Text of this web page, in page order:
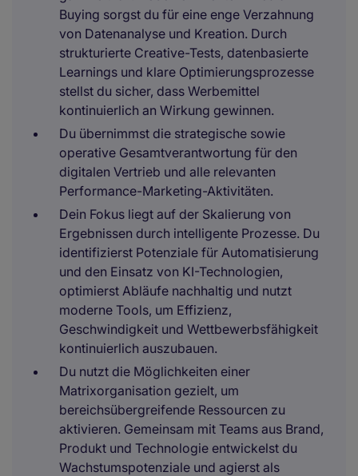
Buying sorgst du für eine enge Verzahnung
von Datenanalyse und Kreation. Durch
strukturierte Creative-Tests, datenbasierte
Learnings und klare Optimierungsprozesse
stellst du sicher, dass Werbemittel
kontinuierlich an Wirkung gewinnen.
Du übernimmst die strategische sowie
operative Gesamtverantwortung für den
digitalen Vertrieb und alle relevanten
Performance-Marketing-Aktivitäten.
Dein Fokus liegt auf der Skalierung von
Ergebnissen durch intelligente Prozesse. Du
identifizierst Potenziale für Automatisierung
und den Einsatz von KI-Technologien,
optimierst Abläufe nachhaltig und nutzt
moderne Tools, um Effizienz,
Geschwindigkeit und Wettbewerbsfähigkeit
kontinuierlich auszubauen.
Du nutzt die Möglichkeiten einer
Matrixorganisation gezielt, um
bereichsübergreifende Ressourcen zu
aktivieren. Gemeinsam mit Teams aus Brand,
Produkt und Technologie entwickelst du
Wachstumspotenziale und agierst als